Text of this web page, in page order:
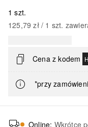
1 szt.
125,79 zł / 1 szt.
Cena z kodem
*przy
Online: Wkrótce